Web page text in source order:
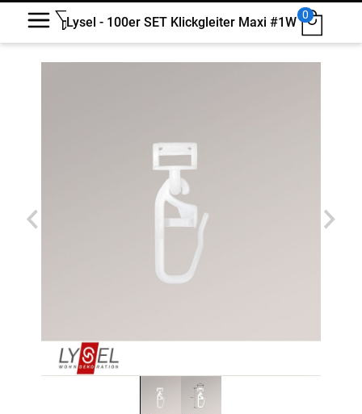
Lysel - 100er SET Klickgleiter Maxi #1W
0